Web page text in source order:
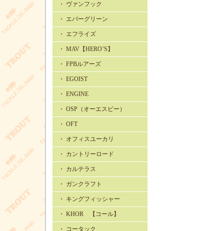
・ ヴァンフック
・ エバーグリーン
・ エフライズ
・ MAV【HERO’S】
・ FPBルアーズ
・ EGOIST
・ ENGINE
・ OSP（オーエスピー）
・ OFT
・ オフィスユーカリ
・ カントリーロード
・ カルテラス
・ ガンクラフト
・ キングフィッシャー
・ KHOR 【コール】
・ コータック